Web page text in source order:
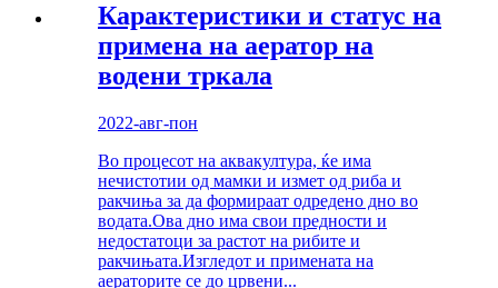
Карактеристики и статус на
примена на аератор на
водени тркала
2022-авг-пон
Во процесот на аквакултура, ќе има
нечистотии од мамки и измет од риба и
ракчиња за да формираат одредено дно во
водата.Ова дно има свои предности и
недостатоци за растот на рибите и
ракчињата.Изгледот и примената на
аераторите се до црвени...